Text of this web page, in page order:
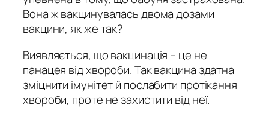
Вона ж вакцинувалась двома дозами
вакцини, як же так?
Виявляється, що вакцинація – це не
панацея від хвороби. Так вакцина здатна
зміцнити імунітет й послабити протікання
хвороби, проте не захистити від неї.